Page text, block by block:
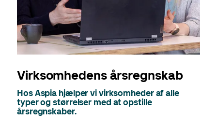
Virksomhedens årsregnskab
Hos Aspia hjælper vi virksomheder af alle
typer og størrelser med at opstille
årsregnskaber.